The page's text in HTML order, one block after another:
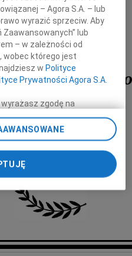
po śmierci
Ojca
Janickiego
Zespół
Sztuki Nowoczesnej w Warszawie
– Agora S.A. – lub
wyrazić sprzeciw. Aby
lub
– w zależności od
wobec którego jest
w Polityce
Prywatności Agora S.A.
zgodę na
plików typu cookie
Partnerów i Agora S.A.
Możesz też w każdej
dot. plików cookie,
do zarządzania Twoimi
danych poprzez
zaawansowane”.
możliwa jest także za
S.A. możemy